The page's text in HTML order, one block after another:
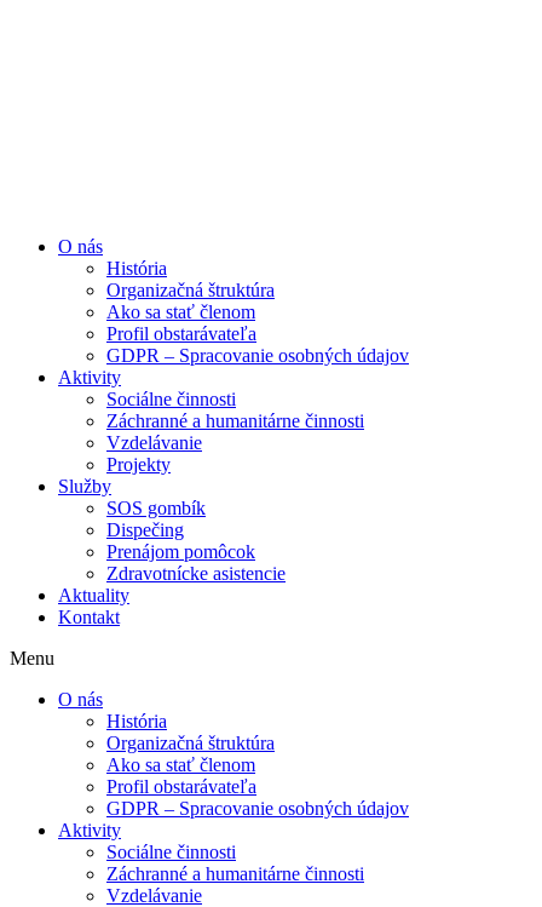
O nás
História
Organizačná štruktúra
Ako sa stať členom
Profil obstarávateľa
GDPR – Spracovanie osobných údajov
Aktivity
Sociálne činnosti
Záchranné a humanitárne činnosti
Vzdelávanie
Projekty
Služby
SOS gombík
Dispečing
Prenájom pomôcok
Zdravotnícke asistencie
Aktuality
Kontakt
Menu
O nás
História
Organizačná štruktúra
Ako sa stať členom
Profil obstarávateľa
GDPR – Spracovanie osobných údajov
Aktivity
Sociálne činnosti
Záchranné a humanitárne činnosti
Vzdelávanie